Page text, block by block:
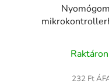
Raktáron
232 Ft